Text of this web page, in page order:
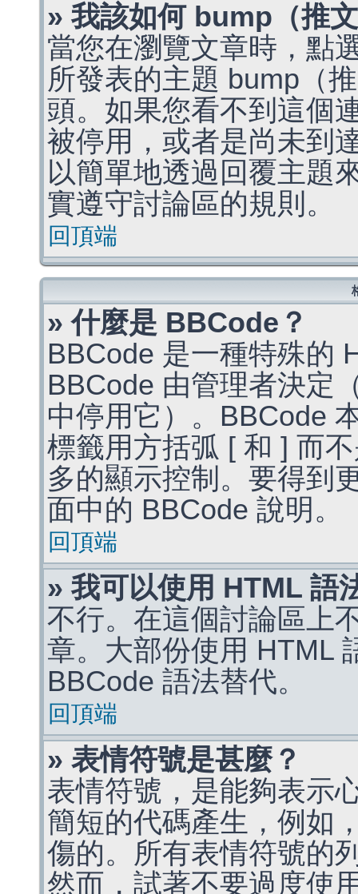
» 我該如何 bump（推
當您在瀏覽文章時，點
所發表的主題 bump（
頭。如果您看不到這個
被停用，或者是尚未到
以簡單地透過回覆主題
實遵守討論區的規則。
回頂端
» 什麼是 BBCode？
BBCode 是一種特殊的
BBCode 由管理者決定
中停用它）。BBCode
標籤用方括弧 [ 和 ] 而
多的顯示控制。要得到
面中的 BBCode 說明。
回頂端
» 我可以使用 HTML 語
不行。在這個討論區上
章。大部份使用 HTML
BBCode 語法替代。
回頂端
» 表情符號是甚麼？
表情符號，是能夠表示
簡短的代碼產生，例如
傷的。所有表情符號的
然而，試著不要過度使